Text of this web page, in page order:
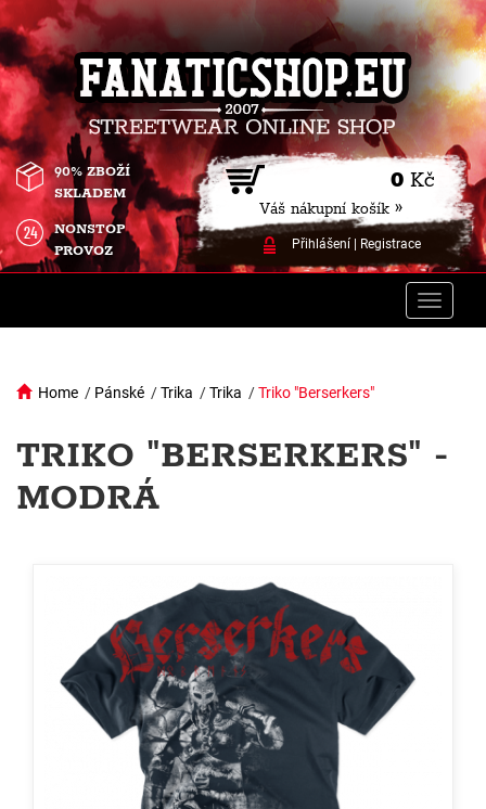
0 Kč
Váš nákupní košík »
Přihlášení| Registrace
90% ZBOŽÍ
SKLADEM
NONSTOP
PROVOZ
Toggle
Home / Pánské /Trika /Trika /Triko "Berserkers"
TRIKO "BERSERKERS" -
MODRÁ